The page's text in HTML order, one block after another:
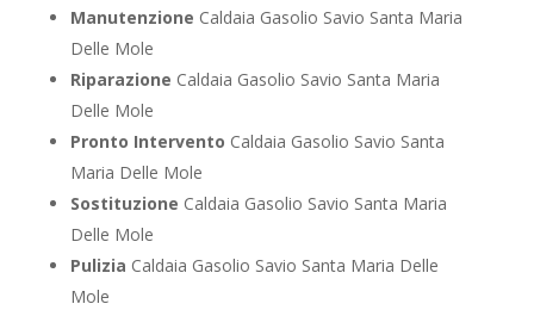
Manutenzione Caldaia Gasolio Savio Santa Maria
Delle Mole
Riparazione Caldaia Gasolio Savio Santa Maria
Delle Mole
Pronto Intervento Caldaia Gasolio Savio Santa
Maria Delle Mole
Sostituzione Caldaia Gasolio Savio Santa Maria
Delle Mole
Pulizia Caldaia Gasolio Savio Santa Maria Delle
Mole